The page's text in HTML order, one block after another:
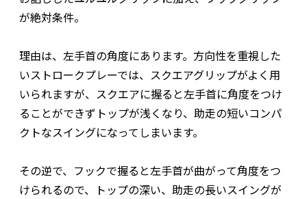
が絶対条件。
理由は、左手首の角度にあります。方向性を重視した
いストロークプレーでは、スクエアグリップがよく用
いられますが、スクエアに握ると左手首に角度をつけ
ることができずトップが浅くなり、助走の短いコンパ
クトなスイングになってしまいます。
その逆で、フックで握ると左手首が曲がって角度をつ
けられるので、トップの深い、助走の長いスイングが